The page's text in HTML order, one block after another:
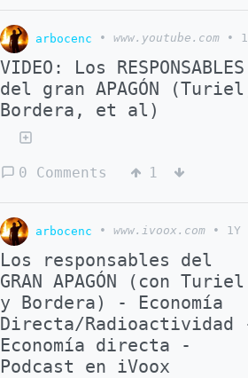
transición de bosques
amazónicos hacia fuentes
arbocenc • www.youtube.com •
VIDEO: Los RESPONSABLES
del gran APAGÓN
Bordera, et al)
0 Comments 1
arbocenc • www.ivoox.com • 1Y
Los responsables del
GRAN APAGÓN (con Turiel
y Bordera) - Economía
Directa/Radioactividad
Economía directa -
Podcast en iVoox